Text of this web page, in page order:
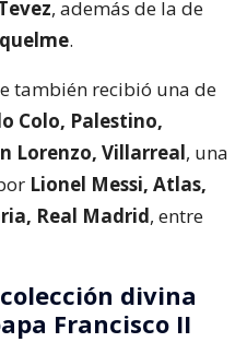
, además de la de
.
también recibió una de
Colo, Palestino,
Lorenzo, Villarreal, una
Lionel Messi, Atlas,
Real Madrid, entre
divina
Francisco II